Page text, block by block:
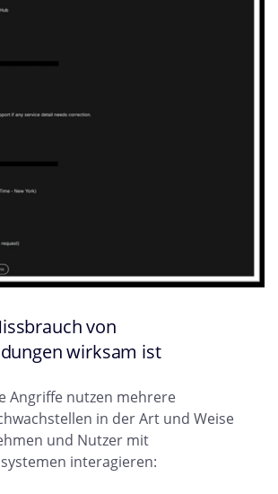
von
wirksam ist
Angriffe nutzen mehrere
in der Art und Weise
und Nutzer mit
interagieren: